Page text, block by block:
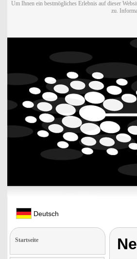
Um Ihnen ein bestmögliches Erlebnis auf dieser
zu.
Deutsch
Startseite